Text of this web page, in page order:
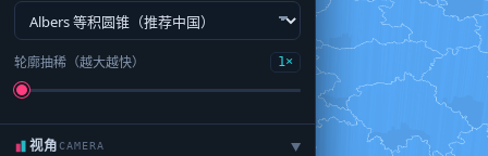
轮廓抽稀（越大越快） 1×
视角CAMERA ▶